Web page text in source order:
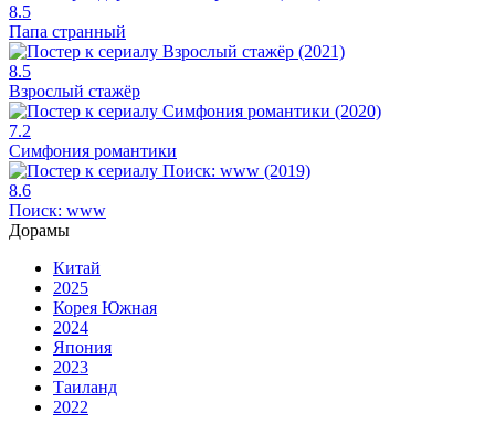
8.5
Папа странный
8.5
Взрослый стажёр
7.2
Симфония романтики
8.6
Поиск: www
Дорамы
Китай
2025
Корея Южная
2024
Япония
2023
Таиланд
2022